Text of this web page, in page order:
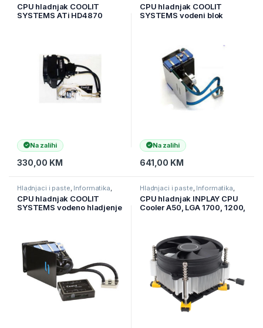
Računarske Komponente
CPU hladnjak COOLIT
SYSTEMS ATi HD4870
Na zalihi
330,00 KM
Računarske Komponente
CPU hladnjak COOLIT
SYSTEMS vodeni blok
Na zalihi
641,00 KM
Hladnjaci i paste Informatika
Računarske Komponente
CPU hladnjak COOLIT
SYSTEMS vodeno hladjenje
Hladnjaci i paste Informatika
Računarske Komponente
CPU hladnjak INPLAY CPU
Cooler A50, LGA 1700, 1200,